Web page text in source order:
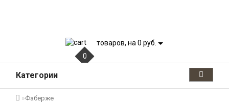
0
товаров, на 0 руб.
Категории
Фаберже